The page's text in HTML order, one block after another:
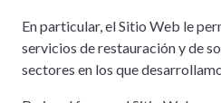
En particular, el Sitio Web le
servicios de restauración y de
sectores en los que